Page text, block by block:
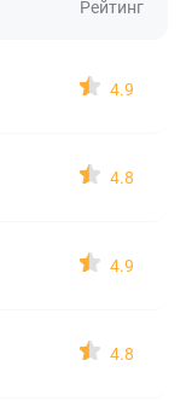
Рейтинг
4.9
4.8
4.9
4.8